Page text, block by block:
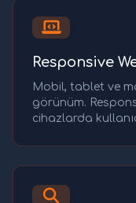
Responsive
Mobil, tablet ve
görünüm.
cihazlarda